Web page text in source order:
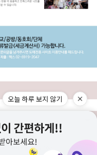
도매전용몰
오늘 하루 보지 않기